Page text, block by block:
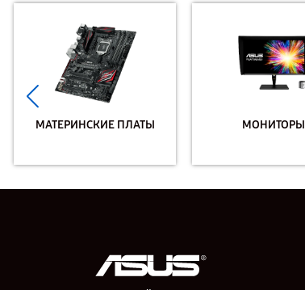
МАТЕРИНСКИЕ ПЛАТЫ МОНИТОРЫ